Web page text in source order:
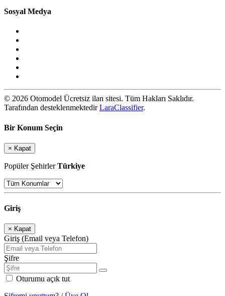
Sosyal Medya
© 2026 Otomodel Ücretsiz ilan sitesi. Tüm Hakları Saklıdır.
Tarafından desteklenmektedirLaraClassifier.
Bir Konum Seçin
× Kapat
Popüler ŞehirlerTürkiye
Giriş
× Kapat
Giriş (Email veya Telefon)
Şifre
Oturumu açık tut